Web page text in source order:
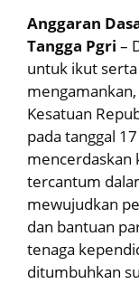
Anggaran
Tangga Pgri –
untuk ikut
Kesatuan
pada tanggal
mencerdaskan
tercantum
mewujudkan
dan bantuan
tenaga
ditumbuhkan